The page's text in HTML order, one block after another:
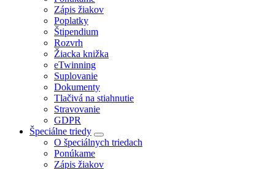
Zápis žiakov
Poplatky
Štipendium
Rozvrh
Žiacka knižka
eTwinning
Suplovanie
Dokumenty
Tlačivá na stiahnutie
Stravovanie
GDPR
Špeciálne triedy
O špeciálnych triedach
Ponúkame
Zápis žiakov